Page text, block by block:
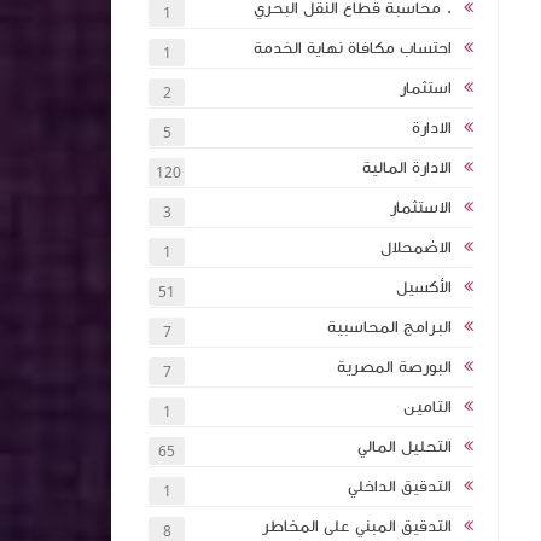
. محاسبة قطاع النقل البحري 1
احتساب مكافاة نهاية الخدمة 1
استثمار 2
الادارة 5
الادارة المالية 120
الاستثمار 3
الاضمحلال 1
الأكسيل 51
البرامج المحاسبية 7
البورصة المصرية 7
التامين 1
التحليل المالي 65
التدقيق الداخلي 1
التدقيق المبني على المخاطر 8